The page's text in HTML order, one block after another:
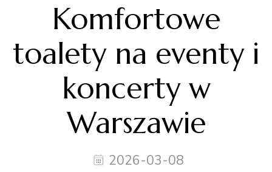
Komfortowe
toalety na eventy i
koncerty w
Warszawie
2026-03-08